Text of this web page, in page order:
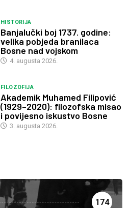
HISTORIJA
Banjalučki boj 1737. godine:
velika pobjeda branilaca
Bosne nad vojskom
4. augusta 2026.
FILOZOFIJA
Akademik Muhamed Filipović
(1929–2020): filozofska misao
i povijesno iskustvo Bosne
3. augusta 2026.
174